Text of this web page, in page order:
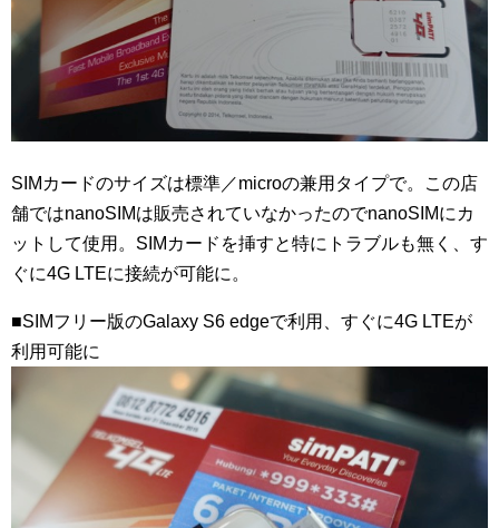
SIMカードのサイズは標準／microの兼用タイプで。この店
舗ではnanoSIMは販売されていなかったのでnanoSIMにカ
ットして使用。SIMカードを挿すと特にトラブルも無く、す
ぐに4G LTEに接続が可能に。
■SIMフリー版のGalaxy S6 edgeで利用、すぐに4G LTEが
利用可能に